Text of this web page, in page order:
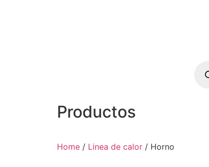
Productos
Home / Linea de calor / Horno